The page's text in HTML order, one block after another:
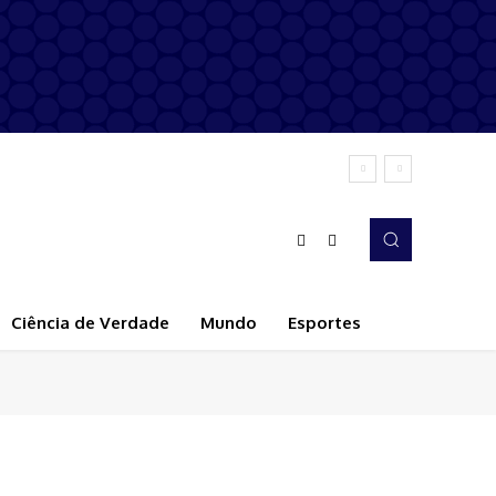
Ciência de Verdade Mundo Esportes